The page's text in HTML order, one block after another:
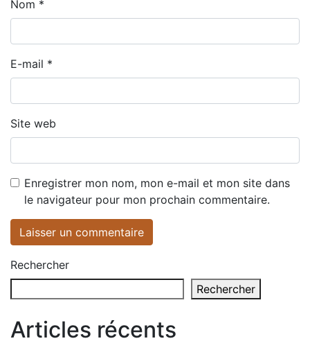
Nom *
E-mail *
Site web
Enregistrer mon nom, mon e-mail et mon site dans
le navigateur pour mon prochain commentaire.
Rechercher
Rechercher
Articles récents